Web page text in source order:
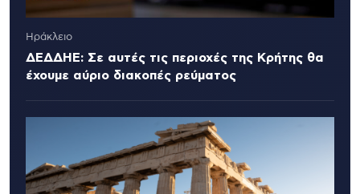
Ηράκλειο
ΔΕΔΔΗΕ: Σε αυτές τις περιοχές της Κρήτης θα
έχουμε αύριο διακοπές ρεύματος